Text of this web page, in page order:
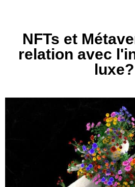
NFTs et
relation avec
luxe?